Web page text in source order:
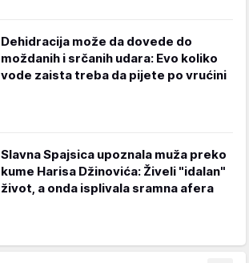
Dehidracija može da dovede do
moždanih i srčanih udara: Evo koliko
vode zaista treba da pijete po vrućini
Slavna Spajsica upoznala muža preko
kume Harisa Džinovića: Živeli "idalan"
život, a onda isplivala sramna afera